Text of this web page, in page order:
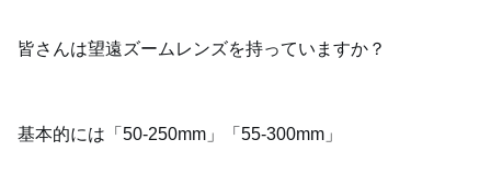
皆さんは望遠ズームレンズを持っていますか？
基本的には「50-250mm」「55-300mm」